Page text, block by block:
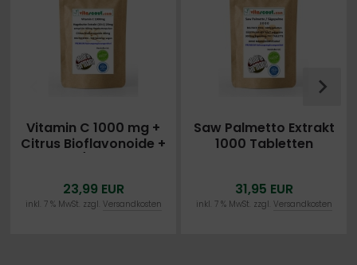
Vitamin C 1000 mg +
Citrus Bioflavonoide +
23,99 EUR
inkl. 7 % MwSt. zzgl. Versandkosten
Saw Palmetto Extrakt
1000 Tabletten
GERMANY - OHNE
MAGNESIUMSTEARAT
31,95 EUR
inkl. 7 % MwSt. zzgl. Versandkosten